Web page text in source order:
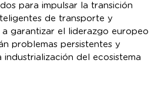
para impulsar la transición
de transporte y
garantizar el liderazgo europeo
problemas persistentes y
del ecosistema